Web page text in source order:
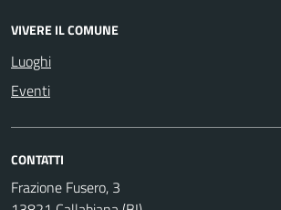
VIVERE IL COMUNE
Luoghi
Eventi
CONTATTI
Frazione Fusero, 3